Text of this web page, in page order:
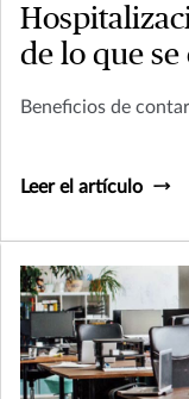
de lo que se
Beneficios de
Leer el artículo